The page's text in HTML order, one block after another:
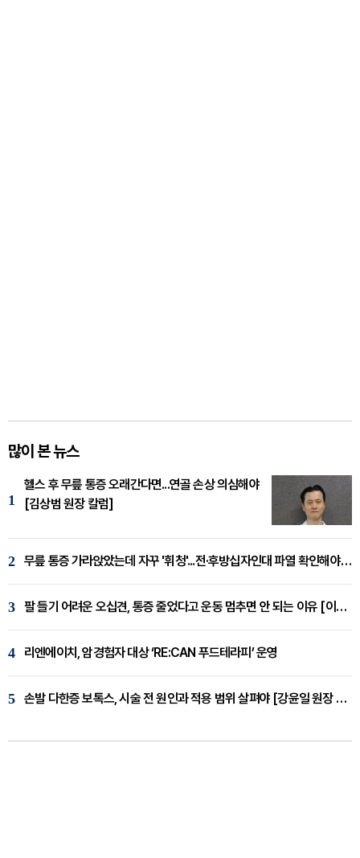
많이 본 뉴스
1
헬스 후 무릎 통증 오래간다면...연골 손상 의심해야
[김상범 원장 칼럼]
2 무릎 통증 가라앉았는데 자꾸 '휘청'...전·후방십자인대 파열 확인해야 [곽우경 원장 칼럼]
3 팔 들기 어려운 오십견, 통증 줄었다고 운동 멈추면 안 되는 이유 [이병욱 원장 칼럼]
4 리엔에이치, 암경험자 대상 ‘RE:CAN 푸드테라피’ 운영
5 손발 다한증 보톡스, 시술 전 원인과 적용 범위 살펴야 [강윤일 원장 칼럼]